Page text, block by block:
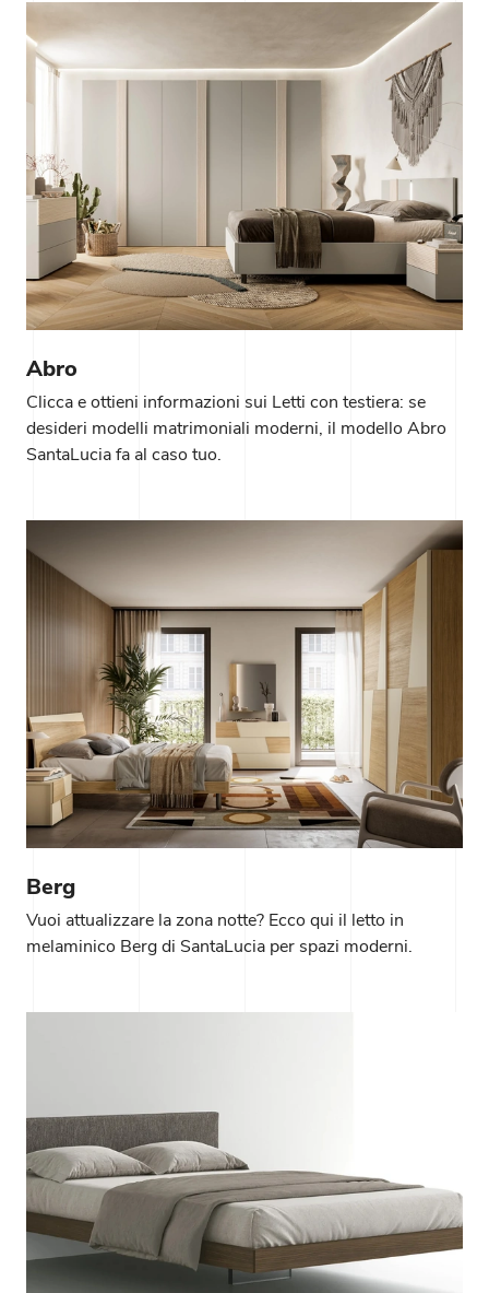
Abro
Clicca e ottieni informazioni sui Letti con testiera: se
desideri modelli matrimoniali moderni, il modello Abro
SantaLucia fa al caso tuo.
Berg
Vuoi attualizzare la zona notte? Ecco qui il letto in
melaminico Berg di SantaLucia per spazi moderni.